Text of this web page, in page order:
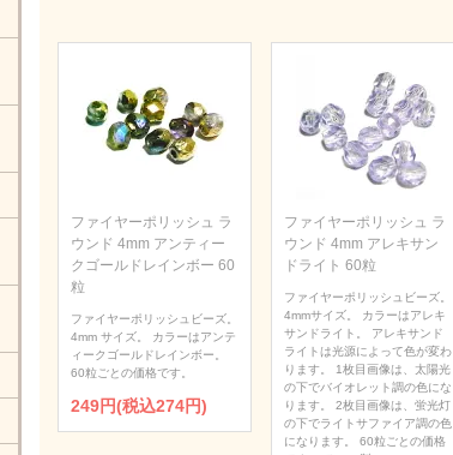
ファイヤーポリッシュ ラ
ウンド 4mm アンティー
クゴールドレインボー 60
粒
ファイヤーポリッシュビーズ。
4mm サイズ。 カラーはアンテ
ィークゴールドレインボー。
60粒ごとの価格です。
249円(税込274円)
ファイヤーポリッシュ ラ
ウンド 4mm アレキサン
ドライト 60粒
ファイヤーポリッシュビーズ。
4mmサイズ。 カラーはアレキ
サンドライト。 アレキサンド
ライトは光源によって色が変わ
ります。 1枚目画像は、太陽光
の下でバイオレット調の色にな
ります。 2枚目画像は、蛍光灯
の下でライトサファイア調の色
になります。 60粒ごとの価格